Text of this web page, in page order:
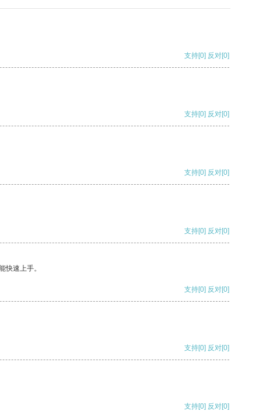
支持[0] 反对[0]
支持[0] 反对[0]
支持[0] 反对[0]
支持[0] 反对[0]
快速上手。
支持[0] 反对[0]
支持[0] 反对[0]
支持[0] 反对[0]